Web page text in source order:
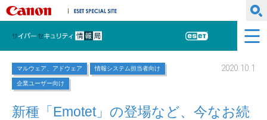
キヤノンマーケティングジャパン株式会社
サイバーセキュリティ情報局
ESET
マルウェア、アドウェア 情報システム担当者向け
企業ユーザー向け
2020.10.1
新種「Emotet」の登場など、今なお続